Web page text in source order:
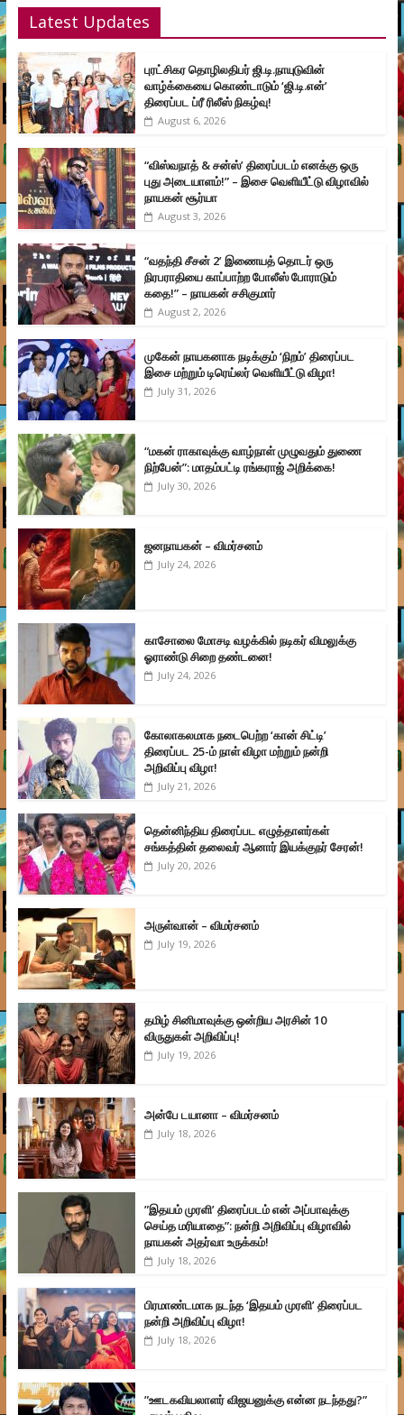
Latest Updates
புரட்சிகர தொழிலதிபர் ஜி.டி.நாயுடுவின்
வாழ்க்கையை கொண்டாடும் ‘ஜி.டி.என்’
திரைப்பட ப்ரீ ரிலீஸ் நிகழ்வு!
August 6, 2026
“விஸ்வநாத் & சன்ஸ்’ திரைப்படம் எனக்கு ஒரு
புது அடையாளம்!” – இசை வெளியீட்டு விழாவில்
நாயகன் சூர்யா
August 3, 2026
“வதந்தி சீசன் 2’ இணையத் தொடர் ஒரு
நிரபராதியை காப்பாற்ற போலீஸ் போராடும்
கதை!” – நாயகன் சசிகுமார்
August 2, 2026
முகேன் நாயகனாக நடிக்கும் ‘நிறம்’ திரைப்பட
இசை மற்றும் டிரெய்லர் வெளியீட்டு விழா!
July 31, 2026
“மகன் ராகாவுக்கு வாழ்நாள் முழுவதும் துணை
நிற்பேன்”: மாதம்பட்டி ரங்கராஜ் அறிக்கை!
July 30, 2026
ஜனநாயகன் – விமர்சனம்
July 24, 2026
காசோலை மோசடி வழக்கில் நடிகர் விமலுக்கு
ஓராண்டு சிறை தண்டனை!
July 24, 2026
கோலாகலமாக நடைபெற்ற ‘கான் சிட்டி’
திரைப்பட 25-ம் நாள் விழா மற்றும் நன்றி
அறிவிப்பு விழா!
July 21, 2026
தென்னிந்திய திரைப்பட எழுத்தாளர்கள்
சங்கத்தின் தலைவர் ஆனார் இயக்குநர் சேரன்!
July 20, 2026
அருள்வான் – விமர்சனம்
July 19, 2026
தமிழ் சினிமாவுக்கு ஒன்றிய அரசின் 10
விருதுகள் அறிவிப்பு!
July 19, 2026
அன்பே டயானா – விமர்சனம்
July 18, 2026
”இதயம் முரளி’ திரைப்படம் என் அப்பாவுக்கு
செய்த மரியாதை”: நன்றி அறிவிப்பு விழாவில்
நாயகன் அதர்வா உருக்கம்!
July 18, 2026
பிரமாண்டமாக நடந்த ‘இதயம் முரளி’ திரைப்பட
நன்றி அறிவிப்பு விழா!
July 18, 2026
”ஊடகவியலாளர் விஜயனுக்கு என்ன நடந்தது?”